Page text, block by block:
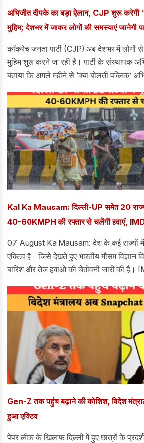
अभिजीत दीपके का बड़ा ऐलान, CJP शुरू करेगी
मुहिम; देशभर में जाकर लोगों की समस्याएं जानेगी
कॉकरेच जनता पार्टी (CJP) अब देशभर में लोगों
मुहिम शुरू करने जा रही है। पार्टी के संस्थापक
बताया कि अगले महीने से ‘क्या बोलती पब्लिक’
Kal Ka Mausam: दिल्ली-UP समेत 20
40-60KMPH की रफ्तार से चलेंगी हवाएं,
07 August Ka Mausam: देश के कई राज्यों में
एक्टिव है। जिसे देखते हुए भारतीय मौसम विज्ञान
बारिश और तेज हवाओ की चेतीवनी जारी की है।
बारिश का दौर जारी रहेगा।
Gen-Z तक पहुंच बढ़ाने की कोशिश, विदेश
हुआ एक्टिव
पेपर लीक के खिलाफ दिल्ली में हुए छात्रों के